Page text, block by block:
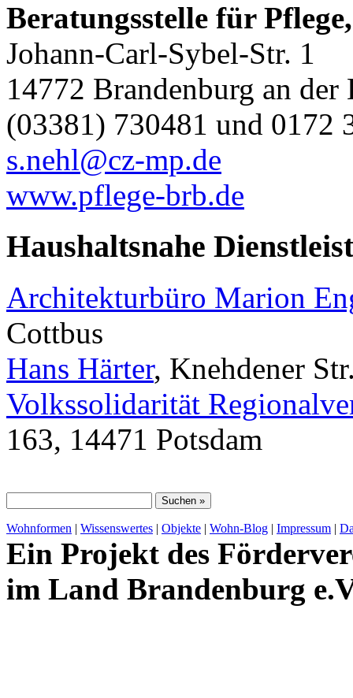
Beratungsstelle für
Johann-Carl-Sybel-Str. 1
14772 Brandenburg an der
(03381) 730481 und 0172
s.nehl@cz-mp.de
www.pflege-brb.de
Haushaltsnahe
Architekturbüro Marion
Cottbus
Hans Härter, Knehdener
Volkssolidarität
163, 14471 Potsdam
Wohnformen | Wissenswertes | Objekte | Wohn-Blog | Impressum |
Ein Projekt des
im Land Brandenburg